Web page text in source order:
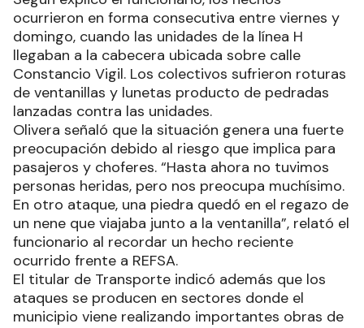
ocurrieron en forma consecutiva entre viernes y
domingo, cuando las unidades de la línea H
llegaban a la cabecera ubicada sobre calle
Constancio Vigil. Los colectivos sufrieron roturas
de ventanillas y lunetas producto de pedradas
lanzadas contra las unidades.
Olivera señaló que la situación genera una fuerte
preocupación debido al riesgo que implica para
pasajeros y choferes. “Hasta ahora no tuvimos
personas heridas, pero nos preocupa muchísimo.
En otro ataque, una piedra quedó en el regazo de
un nene que viajaba junto a la ventanilla”, relató el
funcionario al recordar un hecho reciente
ocurrido frente a REFSA.
El titular de Transporte indicó además que los
ataques se producen en sectores donde el
municipio viene realizando importantes obras de